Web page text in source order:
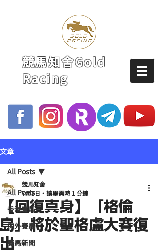
競馬知舍Gold
Racing
文章
All Posts
香港賽馬
海外賽馬
賽馬新聞
All Posts
【回復真身】「格倫
島」將於聖格盧大賽復
出
競馬知舍
7月3日
讀畢需時 1 分鐘